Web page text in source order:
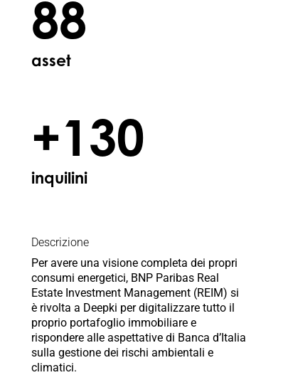
88
asset
+130
inquilini
Descrizione
Per avere una visione completa dei propri
consumi energetici, BNP Paribas Real
Estate Investment Management (REIM) si
è rivolta a Deepki per digitalizzare tutto il
proprio portafoglio immobiliare e
rispondere alle aspettative di Banca d’Italia
sulla gestione dei rischi ambientali e
climatici.